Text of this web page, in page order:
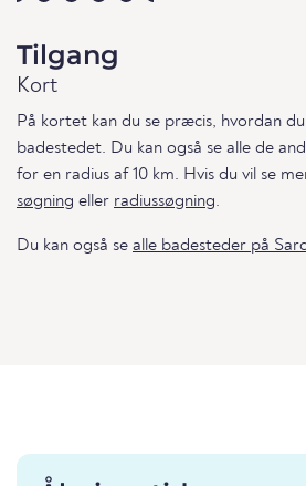
Tilgang
Kort
På kortet kan du se præcis, hvordan
badestedet. Du kan også se alle de
for en radius af 10 km. Hvis du vil se
søgning eller radiussøgning.
Du kan også se alle badesteder på